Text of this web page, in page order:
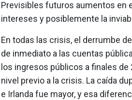
Previsibles futuros aumentos en
intereses y posiblemente la
En todas las crisis, el derrumbe
de inmediato a las cuentas
los ingresos públicos a finales de
nivel previo a la crisis. La caída
e Irlanda fue mayor, y esa